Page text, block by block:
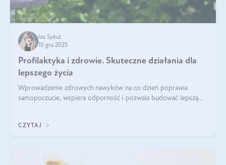
Iza Sykut
10 gru 2025
Profilaktyka i zdrowie. Skuteczne działania dla
lepszego życia
Wprowadzenie zdrowych nawyków na co dzień poprawia
samopoczucie, wspiera odporność i pozwala budować lepszą
CZYTAJ